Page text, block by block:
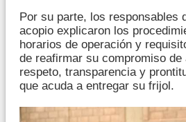
Por su parte, los responsables
acopio explicaron los
horarios de operación y
de reafirmar su compromiso de
respeto, transparencia y
que acuda a entregar su frijol.